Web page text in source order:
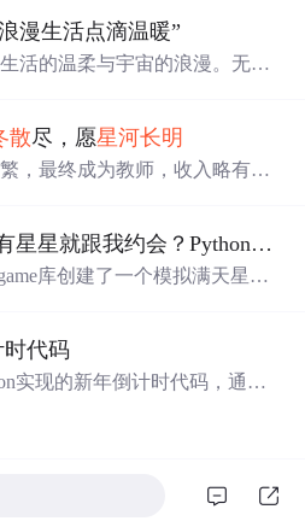
。
漫生活点滴温暖”
活的温柔与宇宙的浪漫。无论
散尽，愿星河长明
，最终成为教师，收入略有增
划聚焦家庭、工作和个人成
更多目标。
下雨天:女神说晚上有星星就跟我约会？Python带你绘制满天
库创建了一个模拟满天星闪
供了一次浪漫与技术的完美结
代码
实现的新年倒计时代码，通过